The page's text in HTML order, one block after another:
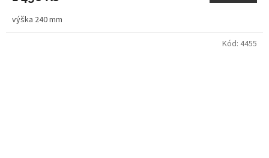
výška 240 mm
Kód: 4455